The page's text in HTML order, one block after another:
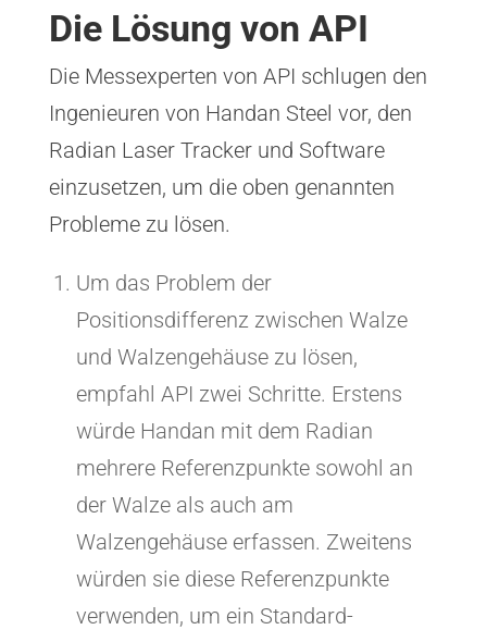
Die Lösung von API
Die Messexperten von API schlugen den
Ingenieuren von Handan Steel vor, den
Radian Laser Tracker und Software
einzusetzen, um die oben genannten
Probleme zu lösen.
Um das Problem der
Positionsdifferenz zwischen Walze
und Walzengehäuse zu lösen,
empfahl API zwei Schritte. Erstens
würde Handan mit dem Radian
mehrere Referenzpunkte sowohl an
der Walze als auch am
Walzengehäuse erfassen. Zweitens
würden sie diese Referenzpunkte
verwenden, um ein Standard-